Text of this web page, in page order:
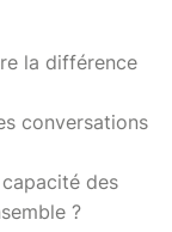
la différence
conversations
des
?